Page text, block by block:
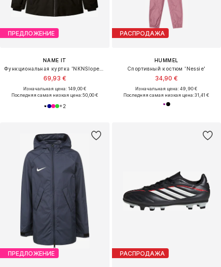
ПРЕДЛОЖЕНИЕ
NAME IT
Функциональная куртка 'NKNSlope10'
69,93 €
Изначальная цена: 149,00 €
Последняя самая низкая цена:50,00 €
+2
РАСПРОДАЖА
HUMMEL
Спортивный костюм 'Nessie'
34,90 €
Изначальная цена: 49,90 €
Последняя самая низкая цена:31,41 €
ПРЕДЛОЖЕНИЕ РАСПРОДАЖА